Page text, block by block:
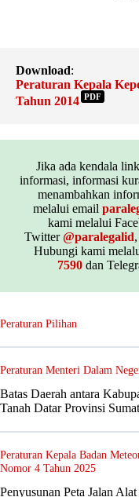
Download:
Peraturan Kepala
Tahun 2014 PDF
Jika ada kendala
informasi, informasi
menambahkan
melalui email
kami melalui
Twitter@paralegalid
Hubungi kami
7590dan
Peraturan Pilihan
Peraturan Menteri Dalam
Batas Daerah antara
Tanah Datar Provinsi
Peraturan Kepala Badan
Nomor 4 Tahun 2025
Penyusunan Peta Jalan